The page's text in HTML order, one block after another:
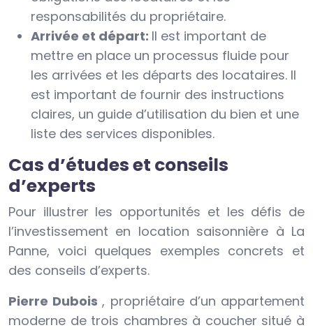
responsabilités du propriétaire.
Arrivée et départ: Il est important de
mettre en place un processus fluide pour
les arrivées et les départs des locataires. Il
est important de fournir des instructions
claires, un guide d’utilisation du bien et une
liste des services disponibles.
Cas d’études et conseils
d’experts
Pour illustrer les opportunités et les défis de
l’investissement en location saisonnière à La
Panne, voici quelques exemples concrets et
des conseils d’experts.
Pierre Dubois, propriétaire d’un appartement
moderne de trois chambres à coucher situé à